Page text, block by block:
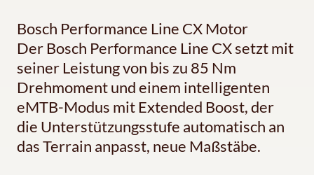
Bosch Performance Line CX Motor
Der Bosch Performance Line CX setzt mit
seiner Leistung von bis zu 85 Nm
Drehmoment und einem intelligenten
eMTB-Modus mit Extended Boost, der
die Unterstützungsstufe automatisch an
das Terrain anpasst, neue Maßstäbe.